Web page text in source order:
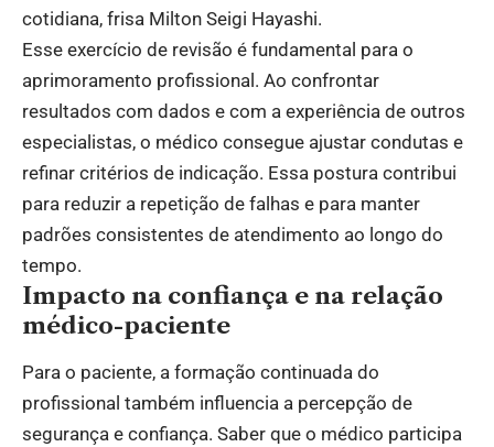
cotidiana, frisa Milton Seigi Hayashi.
Esse exercício de revisão é fundamental para o
aprimoramento profissional. Ao confrontar
resultados com dados e com a experiência de outros
especialistas, o médico consegue ajustar condutas e
refinar critérios de indicação. Essa postura contribui
para reduzir a repetição de falhas e para manter
padrões consistentes de atendimento ao longo do
tempo.
Impacto na confiança e na relação
médico-paciente
Para o paciente, a formação continuada do
profissional também influencia a percepção de
segurança e confiança. Saber que o médico participa